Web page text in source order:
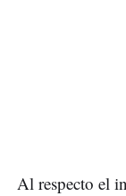
Al respecto el